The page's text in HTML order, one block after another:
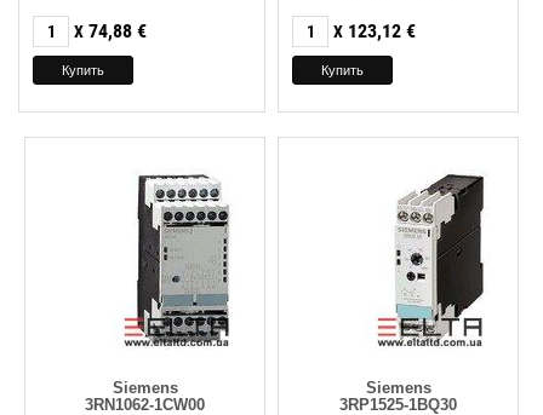
X 74,88 € X 123,12 €
Siemens
3RN1062-1CW00
Siemens
3RP1525-1BQ30